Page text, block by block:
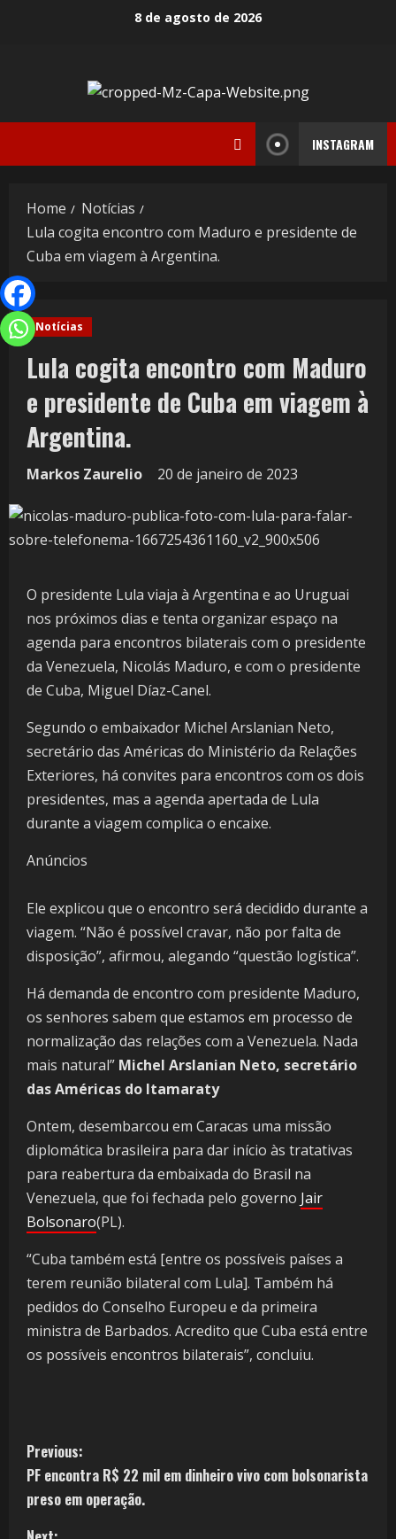
8 de agosto de 2026
INSTAGRAM
Home
Notícias
Lula cogita encontro com Maduro e presidente de
Cuba em viagem à Argentina.
Notícias
Lula cogita encontro com Maduro
e presidente de Cuba em viagem à
Argentina.
Markos Zaurelio 20 de janeiro de 2023
O presidente Lula viaja à Argentina e ao Uruguai
nos próximos dias e tenta organizar espaço na
agenda para encontros bilaterais com o presidente
da Venezuela, Nicolás Maduro, e com o presidente
de Cuba, Miguel Díaz-Canel.
Segundo o embaixador Michel Arslanian Neto,
secretário das Américas do Ministério da Relações
Exteriores, há convites para encontros com os dois
presidentes, mas a agenda apertada de Lula
durante a viagem complica o encaixe.
Anúncios
Ele explicou que o encontro será decidido durante a
viagem. “Não é possível cravar, não por falta de
disposição”, afirmou, alegando “questão logística”.
Há demanda de encontro com presidente Maduro,
os senhores sabem que estamos em processo de
normalização das relações com a Venezuela. Nada
mais natural” Michel Arslanian Neto, secretário
das Américas do Itamaraty
Ontem, desembarcou em Caracas uma missão
diplomática brasileira para dar início às tratativas
para reabertura da embaixada do Brasil na
Venezuela, que foi fechada pelo governo Jair
Bolsonaro(PL).
“Cuba também está [entre os possíveis países a
terem reunião bilateral com Lula]. Também há
pedidos do Conselho Europeu e da primeira
ministra de Barbados. Acredito que Cuba está entre
os possíveis encontros bilaterais”, concluiu.
Previous:
PF encontra R$ 22 mil em dinheiro vivo com bolsonarista
preso em operação.